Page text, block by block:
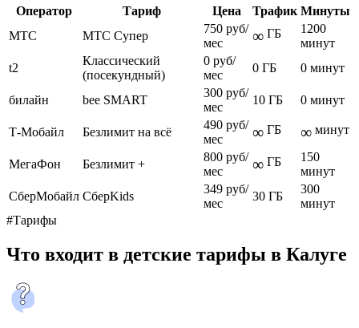
Оператор Тариф Цена Трафик Минуты
МТС
МТС Супер
750 руб/
мес
∞ ГБ
1200
минут
t2
Классический
(посекундный)
0 руб/
мес
0 ГБ 0 минут
билайн bee SMART
300 руб/
мес
10 ГБ 0 минут
Т-Мобайл Безлимит на всё
490 руб/
мес
∞ ГБ ∞ минут
МегаФон Безлимит +
800 руб/
мес
∞ ГБ
150
минут
СберМобайл СберKids
349 руб/
мес
30 ГБ
300
минут
#Тарифы
Что входит в детские тарифы в Калуге